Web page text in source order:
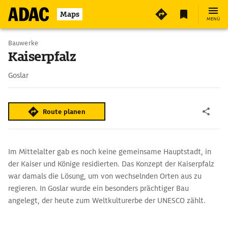
Maps MENÜ
Bauwerke
Kaiserpfalz
Goslar
Route planen
Im Mittelalter gab es noch keine gemeinsame Hauptstadt, in
der Kaiser und Könige residierten. Das Konzept der Kaiserpfalz
war damals die Lösung, um von wechselnden Orten aus zu
regieren. In Goslar wurde ein besonders prächtiger Bau
angelegt, der heute zum Weltkulturerbe der UNESCO zählt.